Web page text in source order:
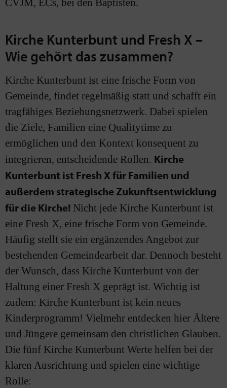
CVJM, ECs, bei den Baptisten.
Kirche Kunterbunt und Fresh X –
Wie gehört das zusammen?
Kirche Kunterbunt ist eine frische Form von
Gemeinde, findet regelmäßig statt und schafft ein
tragfähiges Beziehungsnetzwerk. Dabei spielen
die Ziele, Familien eine Qualitytime zu
ermöglichen und den Kontext konsequent zu
integrieren, entscheidende Rollen. Kirche
Kunterbunt ist Fresh X für Familien und
außerdem strategische Zukunftsentwicklung
für die Kirche! Nicht jede Kirche Kunterbunt ist
eine Fresh X, eine frische Form von Gemeinde.
Häufig stellt sie ein ergänzendes Angebot zur
bestehenden Gemeindearbeit dar. Dennoch besteht
der Wunsch, dass Kirche Kunterbunt von der
Haltung einer Fresh X geprägt ist. Wichtig ist
zudem: Kirche Kunterbunt ist kein neues
Kinderprogramm! Vielmehr entdecken hier Ältere
und Jüngere gemeinsam den christlichen Glauben.
Die fünf Kirche Kunterbunt Werte helfen bei der
klaren Ausrichtung und spielen eine wichtige
Rolle: